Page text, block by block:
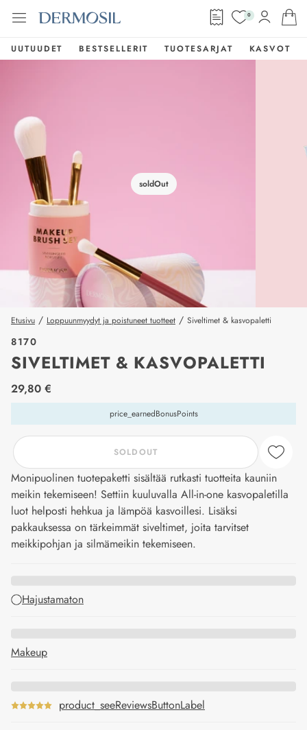
0
UUTUUDET BESTSELLERIT TUOTESARJAT KASVOT
soldOut
Etusivu / Loppuunmyydyt ja poistuneet tuotteet / Siveltimet & kasvopaletti
8170
SIVELTIMET & KASVOPALETTI
price_label
29,80 €
price_earnedBonusPoints
SOLDOUT
Monipuolinen tuotepaketti sisältää rutkasti tuotteita kauniin
meikin tekemiseen! Settiin kuuluvalla All-in-one kasvopaletilla
luot helposti hehkua ja lämpöä kasvoillesi. Lisäksi
pakkauksessa on tärkeimmät siveltimet, joita tarvitset
meikkipohjan ja silmämeikin tekemiseen.
Hajustamaton
Makeup
product_seeReviewsButtonLabel